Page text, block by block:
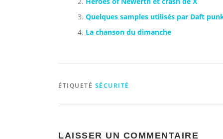
Quelques samples utilisés par Daft
La chanson du dimanche
ÉTIQUETÉ SÉCURITÉ
LAISSER UN COMMENTAIRE